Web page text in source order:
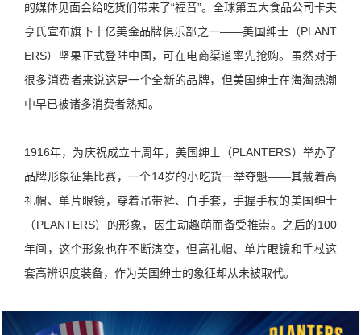
的媒体见面会给吃货们带来了“福音”。全球第五大食品公司卡夫
亨氏宣布旗下十亿美金品牌俱乐部之一——美国绅士（PLANT
ERS）坚果正式登陆中国，可在电商渠道率先抢购。虽然对于
很多消费者来说这是一个全新的品牌，但美国绅士在海淘热潮
中早已被诸多消费者熟知。
1916年，为庆祝成立十周年，美国绅士（PLANTERS）举办了
品牌形象征集比赛，一个14岁的小吃货一举夺魁——其戴着高
礼帽、单片眼镜，穿着吊带裤、白手套，手握手杖的美国绅士
（PLANTERS）的形象，因生动趣萌而备受推崇。之后的100
年间，这个形象也在不断演变，但高礼帽、单片眼镜和手杖这
套高辨识度装备，作为美国绅士的象征却从未被取代。